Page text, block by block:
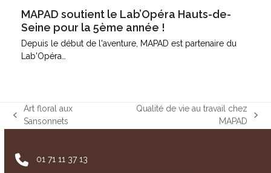
MAPAD soutient le Lab’Opéra Hauts-de-
Seine pour la 5ème année !
Depuis le début de l'aventure, MAPAD est partenaire du
Lab'Opéra…
previous
Art floral aux
Sansonnets
Qualité de vie au travail chez
MAPAD
01 71 11 37 13